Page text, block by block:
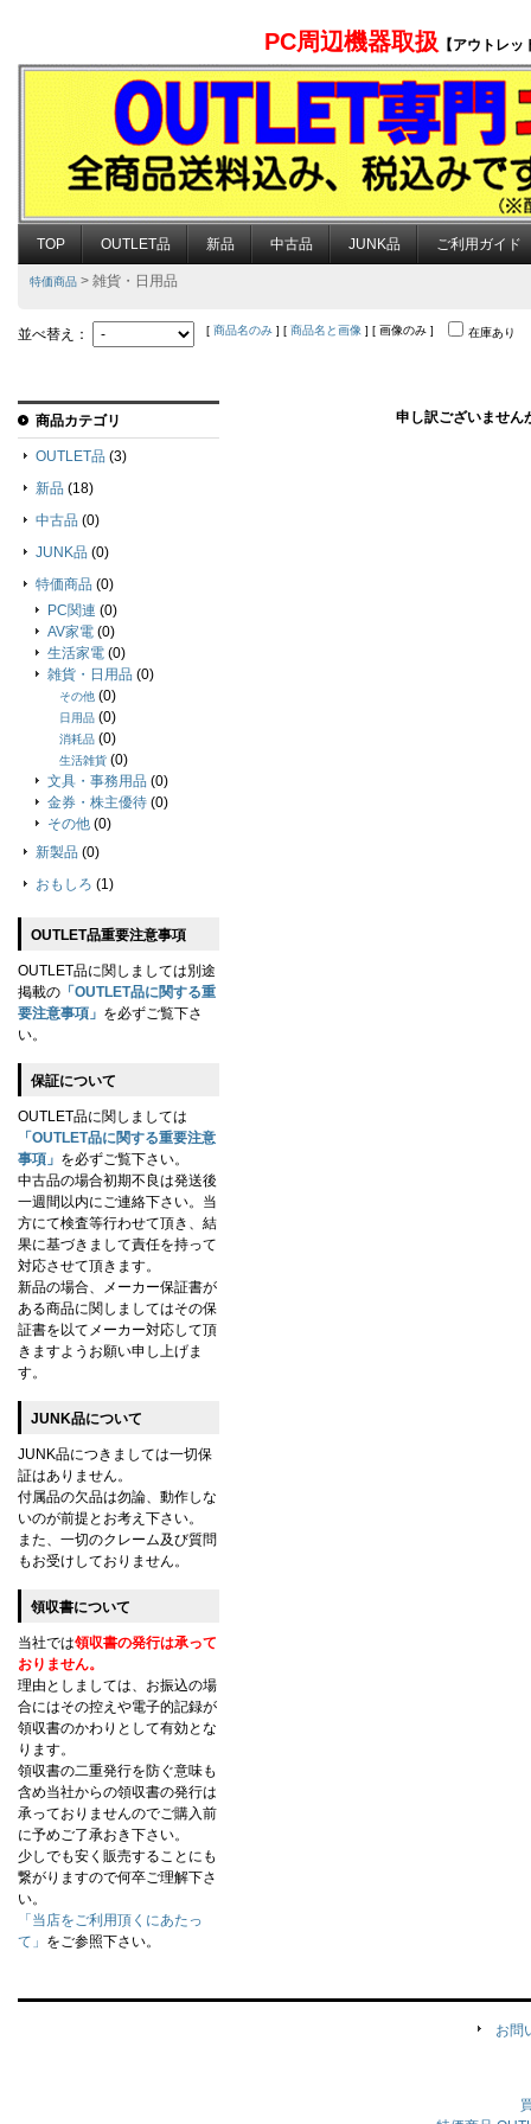
PC周辺機器取扱 【アウトレ
TOP OUTLET品 新品 中古品 JUNK品 ご利用ガイド
特価商品 > 雑貨・日用品
並べ替え： [ 商品名のみ ] [ 商品名と画像 ] [ 画像のみ ] 在庫あり
申し訳ございません
商品カテゴリ
OUTLET品 (3)
新品 (18)
中古品 (0)
JUNK品 (0)
特価商品 (0)
PC関連 (0)
AV家電 (0)
生活家電 (0)
雑貨・日用品 (0)
その他 (0)
日用品 (0)
消耗品 (0)
生活雑貨 (0)
文具・事務用品 (0)
金券・株主優待 (0)
その他 (0)
新製品 (0)
おもしろ (1)
OUTLET品重要注意事項
OUTLET品に関しましては別途
掲載の 「OUTLET品に関する重
要注意事項」 を必ずご覧下さ
い。
保証について
OUTLET品に関しましては
「OUTLET品に関する重要注意
事項」 を必ずご覧下さい。
中古品の場合初期不良は発送後
一週間以内にご連絡下さい。当
方にて検査等行わせて頂き、結
果に基づきまして責任を持って
対応させて頂きます。
新品の場合、メーカー保証書が
ある商品に関しましてはその保
証書を以てメーカー対応して頂
きますようお願い申し上げま
す。
JUNK品について
JUNK品につきましては一切保
証はありません。
付属品の欠品は勿論、動作しな
いのが前提とお考え下さい。
また、一切のクレーム及び質問
もお受けしておりません。
領収書について
当社では領収書の発行は承って
おりません。
理由としましては、お振込の場
合にはその控えや電子的記録が
領収書のかわりとして有効とな
ります。
領収書の二重発行を防ぐ意味も
含め当社からの領収書の発行は
承っておりませんのでご購入前
に予めご了承おき下さい。
少しでも安く販売することにも
繋がりますので何卒ご理解下さ
い。
「当店をご利用頂くにあたっ
て」 をご参照下さい。
お問